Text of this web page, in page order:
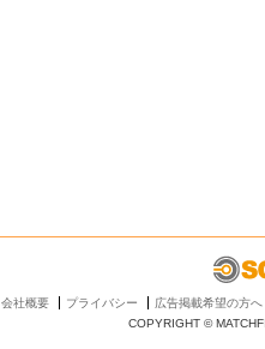
会社概要 プライバシー
広告掲載希望の方へ
COPYRIGHT ©